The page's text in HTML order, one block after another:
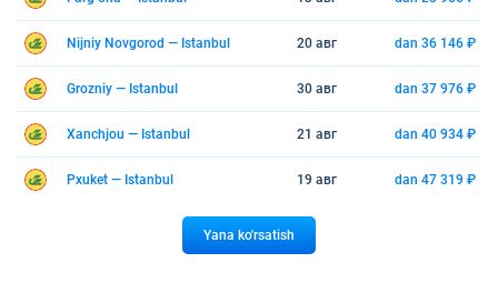
Nijniy Novgorod — Istanbul 20 авг dan 36 146 ₽
Grozniy — Istanbul 30 авг dan 37 976 ₽
Xanchjou — Istanbul 21 авг dan 40 934 ₽
Pxuket — Istanbul 19 авг dan 47 319 ₽
Yana ko'rsatish